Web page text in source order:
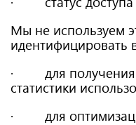
Мы не используем
· для получения
статистики
· для